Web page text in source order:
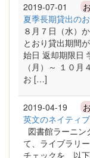
2019-07-01
夏季長期貸出の
８月７日（水）
とおり貸出期間
始日 返却期限日
（月）～ １０
お […]
2019-04-19
英文のネイティ
図書館ラーニ
て、ライブラリ
チェックを、以